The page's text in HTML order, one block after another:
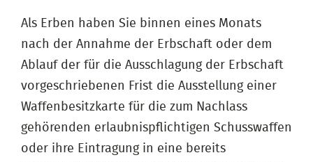
Als Erben haben Sie binnen eines Monats
nach der Annahme der Erbschaft oder dem
Ablauf der für die Ausschlagung der Erbschaft
vorgeschriebenen Frist die Ausstellung einer
Waffenbesitzkarte für die zum Nachlass
gehörenden erlaubnispflichtigen Schusswaffen
oder ihre Eintragung in eine bereits